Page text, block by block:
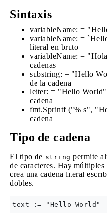
Sintaxis
variableName: =
variableName: =
literal en bruto
variableName: =
cadenas
substring: = "Hello
de la cadena
letter: = "Hello World"
cadena
fmt.Sprintf ("% s",
cadena
Tipo de cadena
El tipo de string permite
de caracteres. Hay múltiples
crea una cadena literal
dobles.